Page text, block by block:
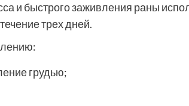
и быстрого заживления раны
трех дней.
грудью;